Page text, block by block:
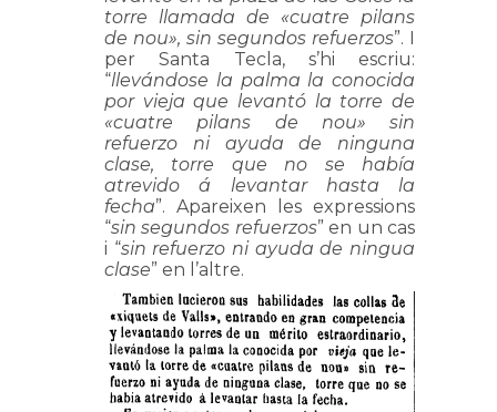
torre llamada de «cuatre pilans
de nou», sin segundos refuerzos”. I
per Santa Tecla, s’hi escriu:
“llevándose la palma la conocida
por vieja que levantó la torre de
«cuatre pilans de nou» sin
refuerzo ni ayuda de ninguna
clase, torre que no se había
atrevido á levantar hasta la
fecha”. Apareixen les expressions
“sin segundos refuerzos” en un cas
i “sin refuerzo ni ayuda de ningua
clase” en l’altre.